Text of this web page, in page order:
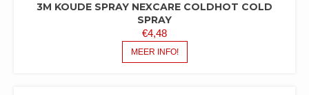
3M KOUDE SPRAY NEXCARE COLDHOT COLD
SPRAY
€4,48
MEER INFO!